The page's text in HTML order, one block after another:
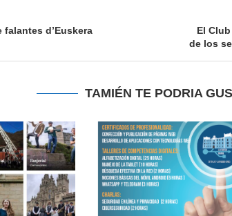
falantes d’Euskera
El
de los
TAMIÉN TE PODRIA